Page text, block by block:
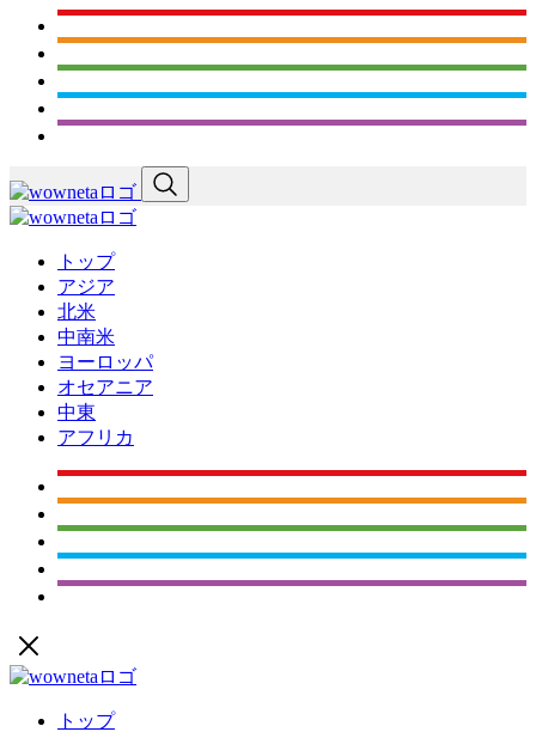
トップ
アジア
北米
中南米
ヨーロッパ
オセアニア
中東
アフリカ
トップ